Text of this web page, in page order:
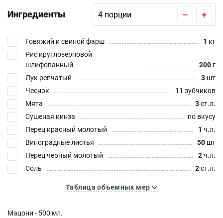
Ингредиенты – +
Говяжий и свиной фарш 1 кг
Рис круглозерновой
шлифованный
200 г
Лук репчатый
3 шт
Чеснок
11 зубчиков
Мята
3ст.л.
Сушеная кинза
по вкусу
Перец красный молотый
1 ч.л.
Виноградные листья
50 шт
Перец черный молотый
2ч.л.
Соль
2ст.л.
Таблица объемных мер
Мацони - 500 мл.